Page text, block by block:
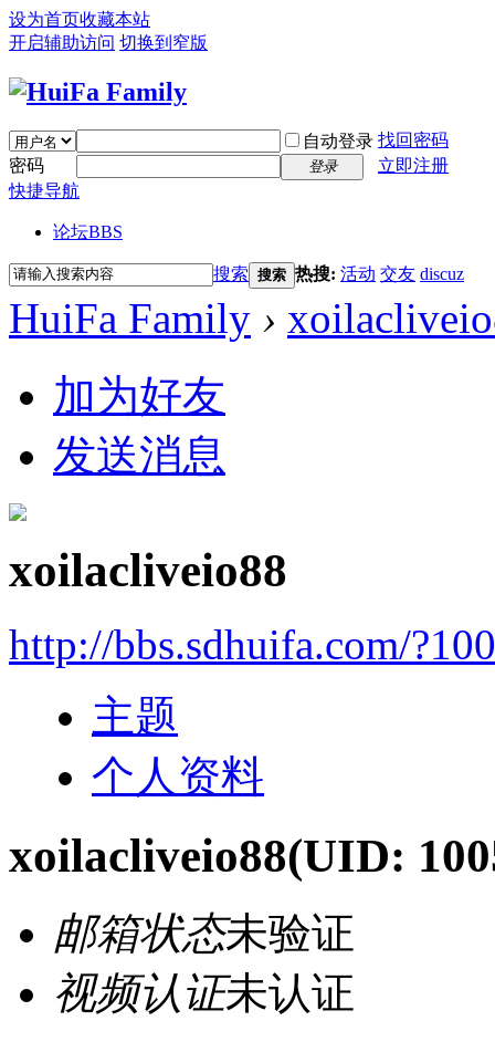
设为首页收藏本站
开启辅助访问 切换到窄版
自动登录 找回密码
密码
登录
立即注册
快捷导航
论坛BBS
搜索 搜索 热搜: 活动 交友 discuz
HuiFa Family ›
加为好友
发送消息
xoilacliveio88
http://bbs.sdhuifa.com/
主题
个人资料
xoilacliveio88(UID:
邮箱状态未验证
视频认证未认证